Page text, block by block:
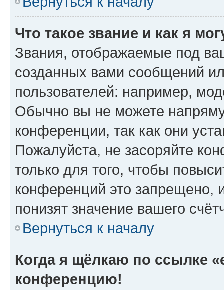
Что такое звание и как я
Звания, отображаемые под
созданных вами сообщений
пользователей: например,
Обычно вы не можете
конференции, так как они
Пожалуйста, не засоряйте
только для того, чтобы
конференций это запрещено,
понизят значение вашего
Вернуться к началу
Когда я щёлкаю по ссылке
конференцию!